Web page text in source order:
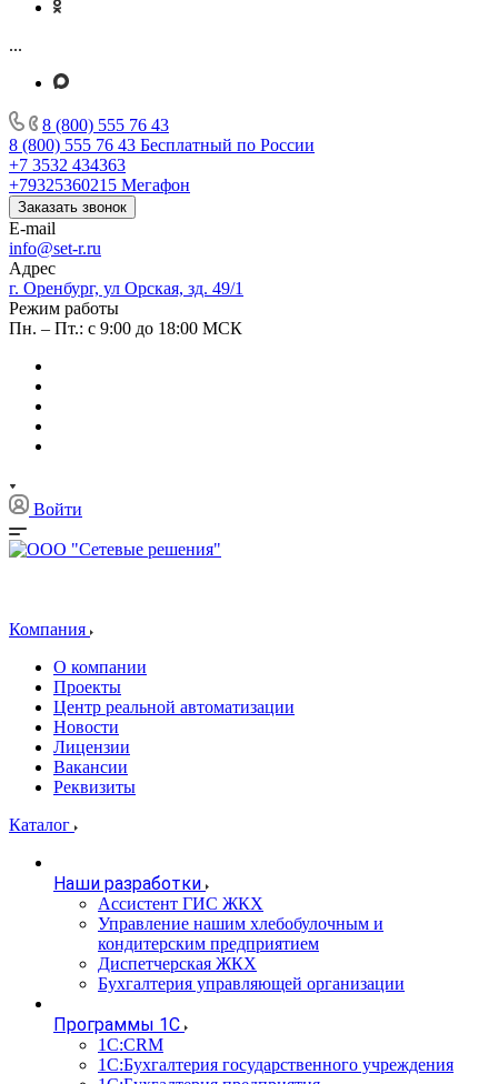
...
8 (800) 555 76 43
8 (800) 555 76 43 Бесплатный по России
+7 3532 434363
+79325360215 Мегафон
Заказать звонок
E-mail
info@set-r.ru
Адрес
г. Оренбург, ул Орская, зд. 49/1
Режим работы
Пн. – Пт.: с 9:00 до 18:00 МСК
Войти
Компания
О компании
Проекты
Центр реальной автоматизации
Новости
Лицензии
Вакансии
Реквизиты
Каталог
Наши разработки
Ассистент ГИС ЖКХ
Управление нашим хлебобулочным и
кондитерским предприятием
Диспетчерская ЖКХ
Бухгалтерия управляющей организации
Программы 1С
1С:CRM
1С:Бухгалтерия государственного учреждения